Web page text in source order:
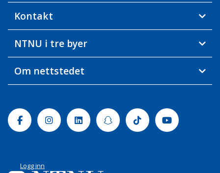
Kontakt
NTNU i tre byer
Om nettstedet
FacebookInstagramLinkedinSnapchatTiktok Youtube
Logg inn